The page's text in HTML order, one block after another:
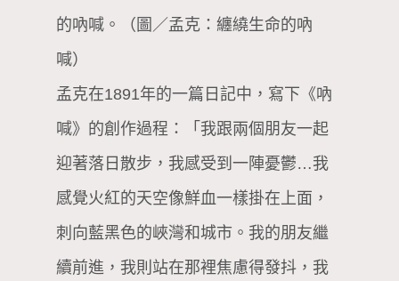
的吶喊。（圖／孟克：纏繞生命的吶
喊）
孟克在1891年的一篇日記中，寫下《吶
喊》的創作過程：「我跟兩個朋友一起
迎著落日散步，我感受到一陣憂鬱…我
感覺火紅的天空像鮮血一樣掛在上面，
刺向藍黑色的峽灣和城市。我的朋友繼
續前進，我則站在那裡焦慮得發抖，我